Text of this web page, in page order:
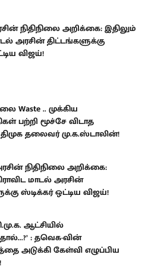
நிதிநிலை அறிக்கை: இதிலும்
அரசின் திட்டங்களுக்கு
விஜய்!
Waste .. முக்கிய
பற்றி மூச்சே விடாத
தலைவர் மு.க.ஸ்டாலின்!
நிதிநிலை அறிக்கை:
மாடல் அரசின்
ஸ்டிக்கர் ஒட்டிய விஜய்!
ஆட்சியில்
: தவெக-வின்
அடுக்கி கேள்வி எழுப்பிய